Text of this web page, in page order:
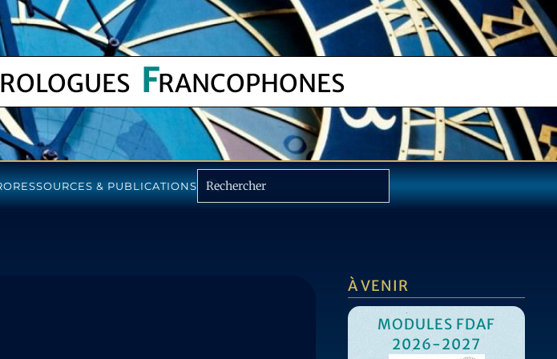
FRANCOPHONES
RESSOURCES & PUBLICATIONS
À VENIR
MODULES FDAF
2026-2027